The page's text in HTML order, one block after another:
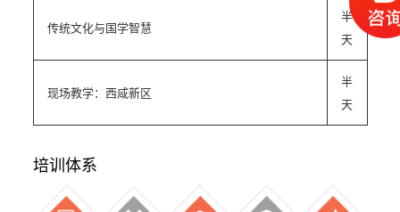
传统文化与国学智慧
半
天
现场教学：西咸新区
半
天
培训体系